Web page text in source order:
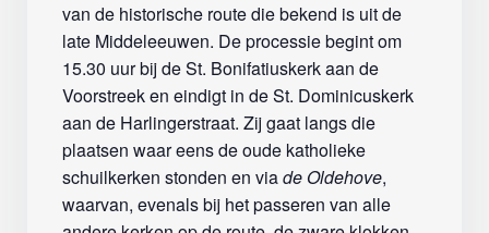
van de historische route die bekend is uit de
late Middeleeuwen. De processie begint om
15.30 uur bij de St. Bonifatiuskerk aan de
Voorstreek en eindigt in de St. Dominicuskerk
aan de Harlingerstraat. Zij gaat langs die
plaatsen waar eens de oude katholieke
schuilkerken stonden en viade Oldehove,
waarvan, evenals bij het passeren van alle